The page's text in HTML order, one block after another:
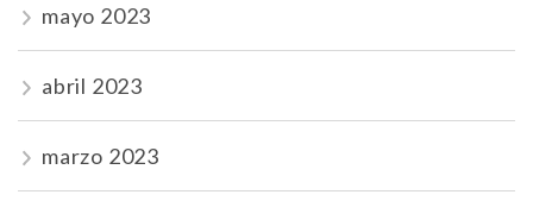
mayo 2023
abril 2023
marzo 2023